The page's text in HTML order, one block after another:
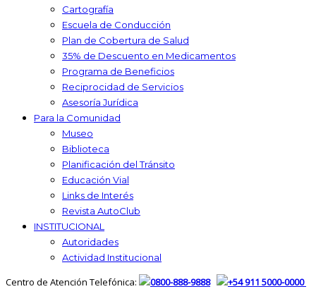
Cartografía
Escuela de Conducción
Plan de Cobertura de Salud
35% de Descuento en Medicamentos
Programa de Beneficios
Reciprocidad de Servicios
Asesoría Jurídica
Para la Comunidad
Museo
Biblioteca
Planificación del Tránsito
Educación Vial
Links de Interés
Revista AutoClub
INSTITUCIONAL
Autoridades
Actividad Institucional
Centro de Atención Telefónica: 0800-888-9888
+54 911 5000-0000